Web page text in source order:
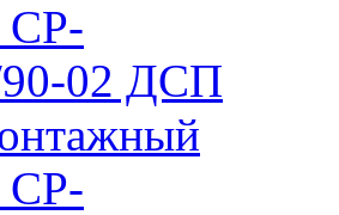
СР-
02 ДСП
СР-